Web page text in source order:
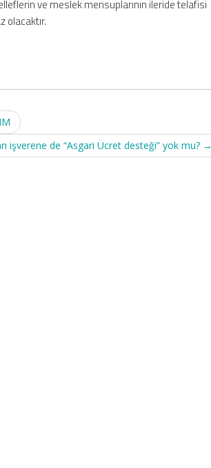
ve meslek mensuplarının ileride telafisi
olacaktır.
işverene de “Asgari Ücret desteği” yok mu? →